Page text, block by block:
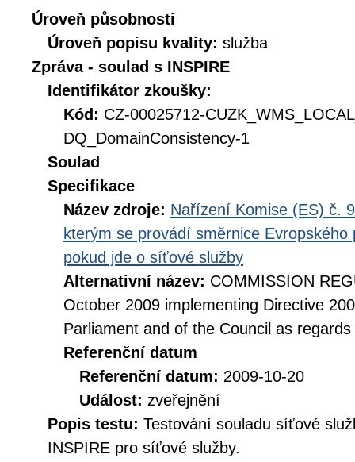
Úroveň působnosti
Úroveň popisu kvality: služba
Zpráva - soulad s INSPIRE
Identifikátor zkoušky:
Kód: CZ-00025712-
DQ_DomainConsistency-1
Soulad
Specifikace
Název zdroje: Nařízení Komise (ES) č.
kterým se provádí směrnice
pokud jde o síťové služby
Alternativní název: COMMISSION
October 2009 implementing Directive
Parliament and of the Council as
Referenční datum
Referenční datum: 2009-10-20
Událost: zveřejnění
Popis testu: Testování souladu síťové
INSPIRE pro síťové služby.